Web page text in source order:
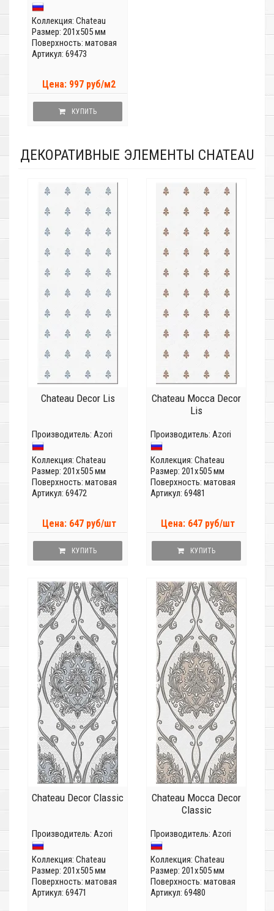
Коллекция: Chateau
Размер: 201x505 мм
Поверхность: матовая
Артикул: 69473
Цена: 997 руб/м2
КУПИТЬ
ДЕКОРАТИВНЫЕ ЭЛЕМЕНТЫ CHATEAU
Chateau Decor Lis
Производитель: Azori
Коллекция: Chateau
Размер: 201x505 мм
Поверхность: матовая
Артикул: 69472
Цена: 647 руб/шт
КУПИТЬ
Chateau Mocca Decor
Lis
Производитель: Azori
Коллекция: Chateau
Размер: 201x505 мм
Поверхность: матовая
Артикул: 69481
Цена: 647 руб/шт
КУПИТЬ
Chateau Decor Classic
Производитель: Azori
Коллекция: Chateau
Размер: 201x505 мм
Поверхность: матовая
Артикул: 69471
Chateau Mocca Decor
Classic
Производитель: Azori
Коллекция: Chateau
Размер: 201x505 мм
Поверхность: матовая
Артикул: 69480